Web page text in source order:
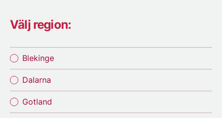
Välj region:
Blekinge
Dalarna
Gotland